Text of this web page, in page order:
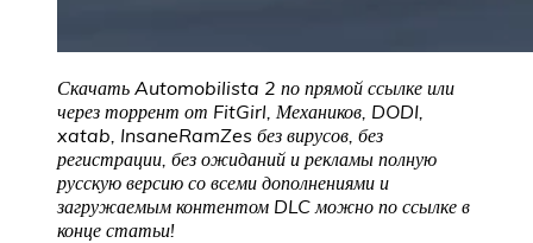
Скачать Automobilista 2 по прямой ссылке или
через торрент от FitGirl, Механиков, DODI,
xatab, InsaneRamZes без вирусов, без
регистрации, без ожиданий и рекламы полную
русскую версию со всеми дополнениями и
загружаемым контентом DLC можно по ссылке в
конце статьи!